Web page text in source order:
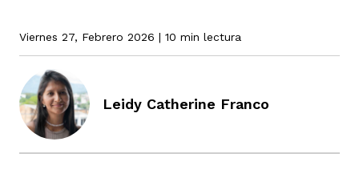
Viernes 27, Febrero 2026 | 10 min lectura
Leidy Catherine Franco
Codazzi
Consonante
fórmula